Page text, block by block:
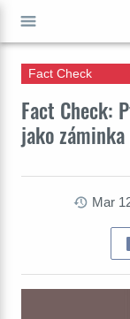
Fact Check:
jako
Fact Check
Mar
GO